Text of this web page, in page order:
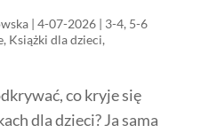
| 4-07-2026| 3-4, 5-6
, Książki dla dzieci,
co kryje się
dla dzieci? Ja sama